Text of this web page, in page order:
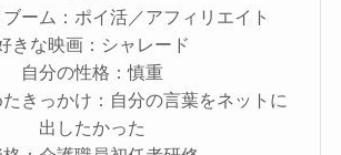
ーム：ポイ活／アフィリエイト
きな映画：シャレード
自分の性格：慎重
きっかけ：自分の言葉をネットに
出したかった